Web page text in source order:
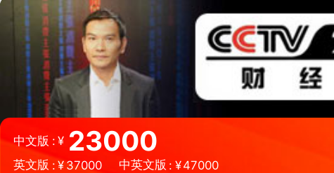
中文版 : ¥ 23000
英文版 : ¥37000 中英文版 : ¥47000